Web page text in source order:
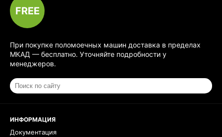
FREE
При покупке поломоечных машин доставка в пределах
МКАД — бесплатно. Уточняйте подробности у
менеджеров.
ИНФОРМАЦИЯ
Документация